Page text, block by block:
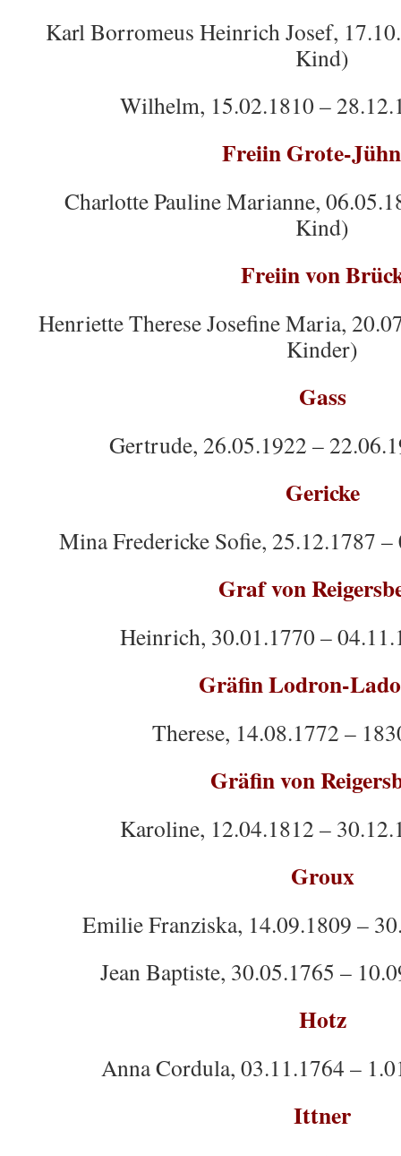
Karl Borromeus Heinrich Josef,
Kind)
Wilhelm, 15.02.1810 –
Freiin Grote-
Charlotte Pauline Marianne,
Kind)
Freiin von
Henriette Therese Josefine Maria,
Kinder)
Gass
Gertrude, 26.05.1922 –
Gericke
Mina Fredericke Sofie, 25.12.1787
Graf von
Heinrich, 30.01.1770 –
Gräfin Lodron-
Therese, 14.08.1772 –
Gräfin von
Karoline, 12.04.1812 –
Groux
Emilie Franziska, 14.09.1809 –
Jean Baptiste, 30.05.1765 –
Hotz
Anna Cordula, 03.11.1764 –
Ittner